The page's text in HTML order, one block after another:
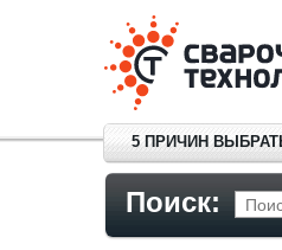
5 ПРИЧИН
Поиск: